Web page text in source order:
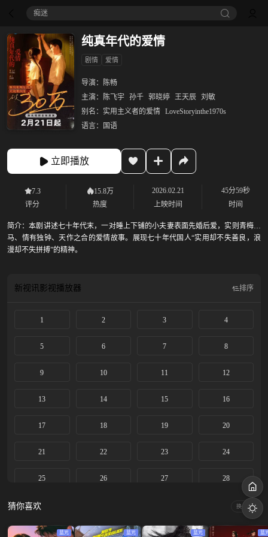
痴迷
纯真年代的爱情
剧情 爱情
导演：
陈畅
主演：
陈飞宇 孙千 郭晓婷 王天辰 刘敏
别名： 实用主义者的爱情 LoveStoryinthe1970s
语言：
国语
立即播放
7.3
评分
15.8万
热度
2026.02.21
上映时间
45分59秒
时间
简介：本剧讲述七十年代末，一对睡上下铺的小夫妻表面先婚后爱，实则青梅竹
马、情有独钟、天作之合的爱情故事。展现七十年代国人“实用却不失善良，浪
漫却不失拼搏”的精神。
新视讯影视播放器 排序
1 2 3 4
5 6 7 8
9 10 11 12
13 14 15 16
17 18 19 20
21 22 23 24
25 26 27 28
29
猜你喜欢 换一换
蓝光 蓝光 蓝光 蓝